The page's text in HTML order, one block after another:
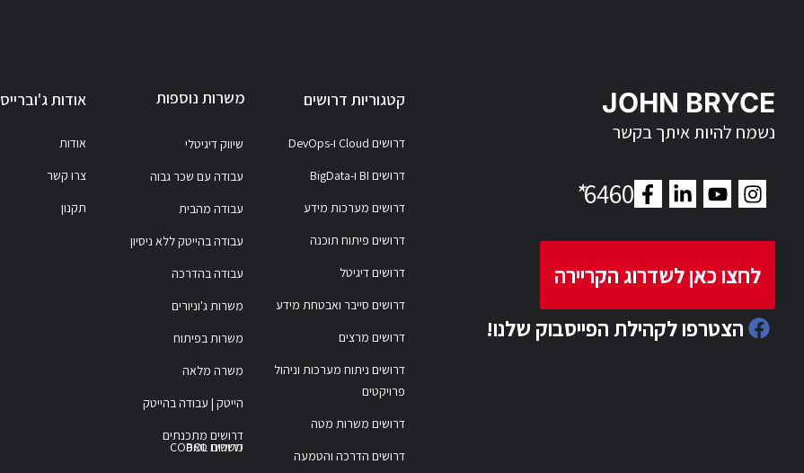
JOHN BRYCE
נשמח להיות איתך בקשר
6460
*
לחצו כאן לשדרוג הקריירה
הצטרפו לקהילת הפייסבוק שלנו!
קטגוריות דרושים
דרושים Cloud ו-DevOps
דרושים BI ו-BigData
דרושים מערכות מידע
דרושים פיתוח תוכנה
דרושים דיגיטל
דרושים סייבר ואבטחת מידע
דרושים מרצים
דרושים ניתוח מערכות וניהול
פרויקטים
דרושים משרות מטה
דרושים הדרכה והטמעה
משרות נוספות
שיווק דיגיטלי
עבודה עם שכר גבוה
עבודה מהבית
עבודה בהייטק ללא ניסיון
עבודה בהדרכה
משרות ג'וניורים
משרות בפיתוח
משרה מלאה
הייטק | עבודה בהייטק
דרושים מתכנתים
דרושים סאפ
משרות COBOL
אודות ג'וברייס
אודות
צרו קשר
תקנון